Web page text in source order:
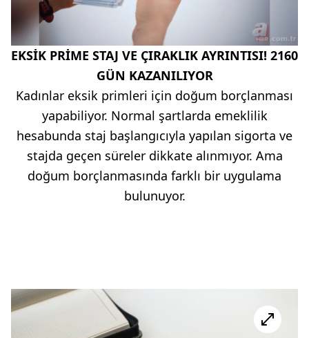
EKSİK PRİME STAJ VE ÇIRAKLIK AYRINTISI! 2160
GÜN KAZANILIYOR
Kadınlar eksik primleri için doğum borçlanması
yapabiliyor. Normal şartlarda emeklilik
hesabunda staj başlangıcıyla yapılan sigorta ve
stajda geçen süreler dikkate alınmıyor. Ama
doğum borçlanmasında farklı bir uygulama
bulunuyor.